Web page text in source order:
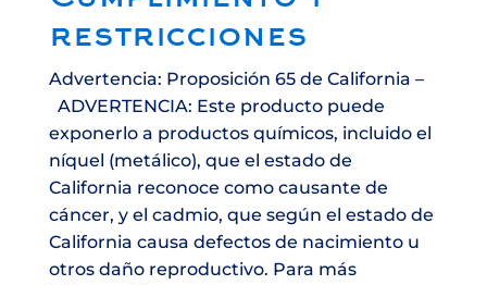
restricciones
Advertencia: Proposición 65 de California –
ADVERTENCIA: Este producto puede
exponerlo a productos químicos, incluido el
níquel (metálico), que el estado de
California reconoce como causante de
cáncer, y el cadmio, que según el estado de
California causa defectos de nacimiento u
otros daño reproductivo. Para más